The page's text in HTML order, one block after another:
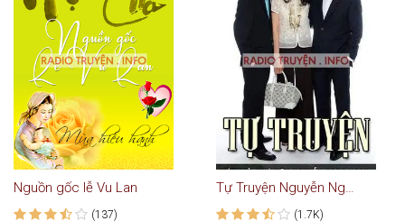
Nguồn gốc lễ Vu Lan
(137)
Tự Truyện Nguyễn Ngọc Ngạn
(1.7K)